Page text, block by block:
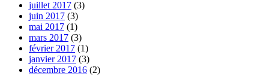
juillet 2017 (3)
juin 2017 (3)
mai 2017 (1)
mars 2017 (3)
février 2017 (1)
janvier 2017 (3)
décembre 2016 (2)